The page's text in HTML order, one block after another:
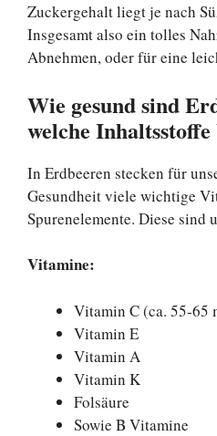
Zuckergehalt liegt je nach
Insgesamt also ein tolles
Abnehmen, oder für eine
Wie gesund sind
welche Inhaltsstoffe
In Erdbeeren stecken für
Gesundheit viele wichtige
Spurenelemente. Diese sind
Vitamine:
Vitamin C (ca. 55-65
Vitamin E
Vitamin A
Vitamin K
Folsäure
Sowie B Vitamine